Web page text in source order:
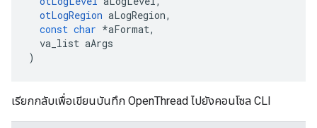
otLogRegion aLogRegion,
const char *aFormat,
va_list aArgs
)
เรียกกลับเพื่อเขียนบันทึก OpenThread ไปยังคอนโซล CLI